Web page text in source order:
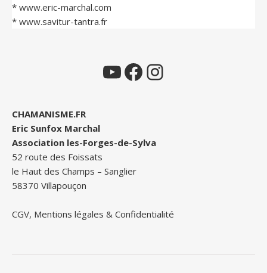
* www.eric-marchal.com
* www.savitur-tantra.fr
YouTubeFacebookInstagram
CHAMANISME.FR
Eric Sunfox Marchal
Association les-Forges-de-Sylva
52 route des Foissats
le Haut des Champs – Sanglier
58370 Villapouçon
CGV, Mentions légales & Confidentialité